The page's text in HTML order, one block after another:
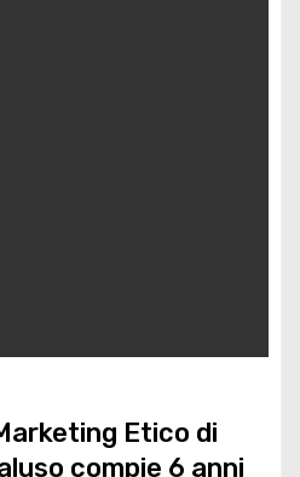
Etico di
compie 6 anni